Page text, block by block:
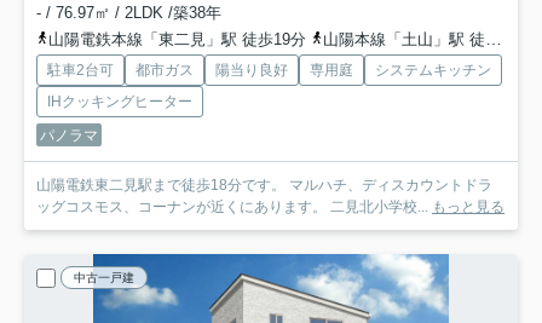
- / 76.97㎡ / 2LDK /築38年
山陽電鉄本線「東二見」駅 徒歩19分
山陽本線「土山」駅 徒歩33分
駐車2台可 都市ガス 陽当り良好 専用庭
システムキッチン
IHクッキングヒーター
パノラマ
山陽電鉄東二見駅まで徒歩18分です。 マルハチ、ディスカウントドラ
ッグコスモス、コーナンが近くにあります。 二見北小学校...
もっと見る
中古一戸建